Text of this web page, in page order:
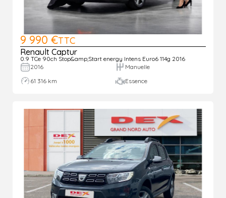
9 990 €TTC
Renault Captur
0.9 TCe 90ch Stop&amp;Start energy Intens Euro6 114g 2016
2016
Manuelle
61 316 km
Essence